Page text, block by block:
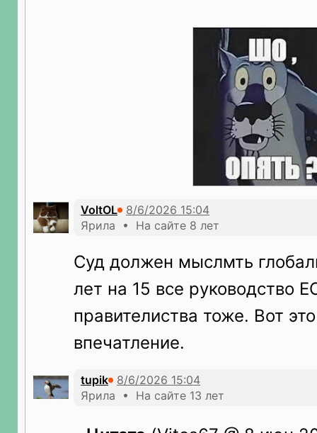
VoltOL
Ярила • На сайте 8 лет
Суд должен мыслмть
лет на 15 все руководство
правителиства тоже. Вот
впечатление.
tupik
Ярила • На сайте 13 лет